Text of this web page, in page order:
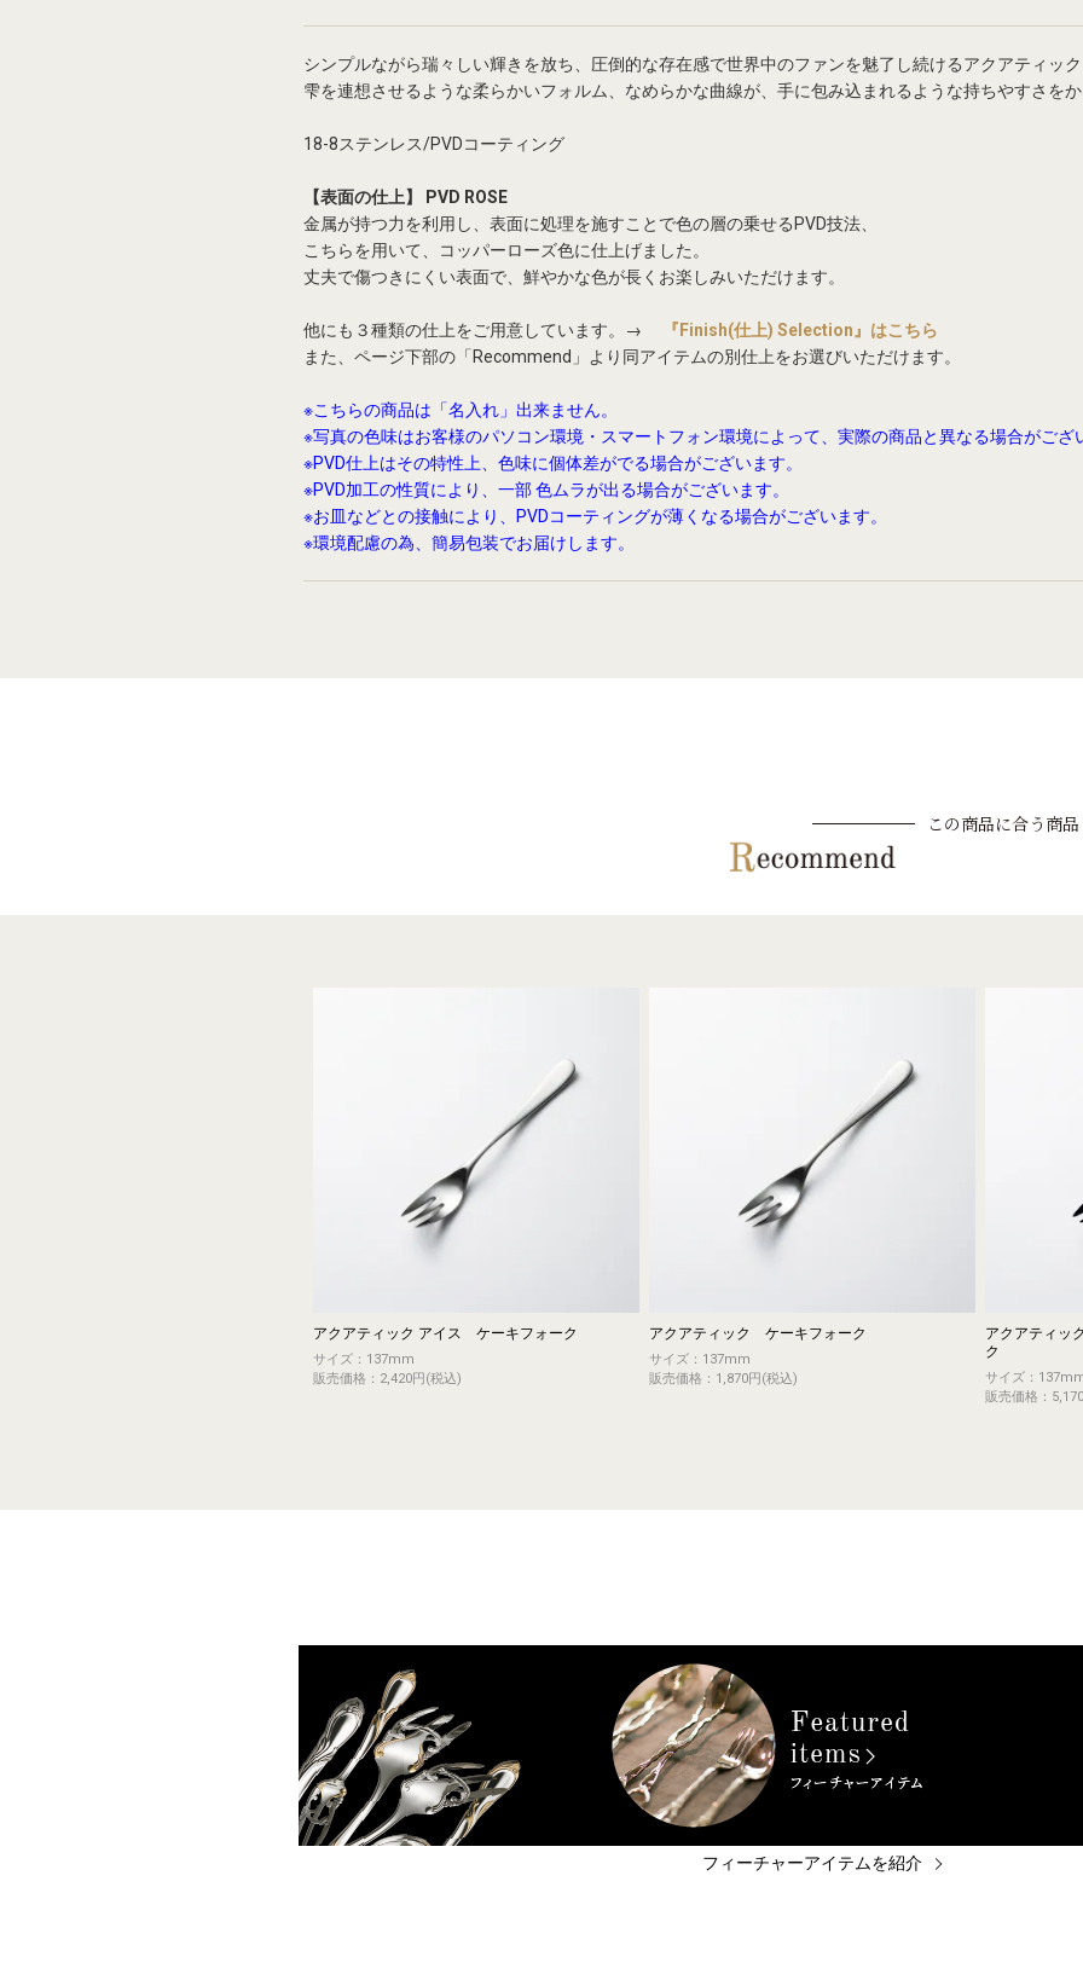
シンプルながら瑞々しい輝きを放ち、圧倒的な存在感で世界中のファンを魅了し続けるアクアティッ
雫を連想させるような柔らかいフォルム、なめらかな曲線が、手に包み込まれるような持ちやすさを
18-8ステンレス/PVDコーティング
【表面の仕上】 PVD ROSE
金属が持つ力を利用し、表面に処理を施すことで色の層の乗せるPVD技法、
こちらを用いて、コッパーローズ色に仕上げました。
丈夫で傷つきにくい表面で、鮮やかな色が長くお楽しみいただけます。
他にも３種類の仕上をご用意しています。→
『Finish(仕上) Selection』はこちら
また、ページ下部の「Recommend」より同アイテムの別仕上をお選びいただけます。
※こちらの商品は「名入れ」出来ません。
※写真の色味はお客様のパソコン環境・スマートフォン環境によって、実際の商品と異なる場合がござ
※PVD仕上はその特性上、色味に個体差がでる場合がございます。
※PVD加工の性質により、一部 色ムラが出る場合がございます。
※お皿などとの接触により、PVDコーティングが薄くなる場合がございます。
※環境配慮の為、簡易包装でお届けします。
この商品に合う商品
アクアティック アイス ケーキフォーク
サイズ：137mm
販売価格：2,420円(税込)
アクアティック ケーキフォーク
サイズ：137mm
販売価格：1,870円(税込)
アクアティッ
ク
サイズ：
販売価格：
フィーチャーアイテムを紹介